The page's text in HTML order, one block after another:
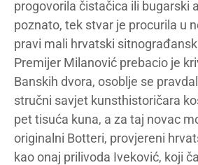
progovorila čistačica ili bugarski
poznato, tek stvar je procurila u
pravi mali hrvatski
Premijer Milanović prebacio je
Banskih dvora, osoblje se
stručni savjet kunsthistoričara
pet tisuća kuna, a za taj novac
originalni Botteri, provjereni
kao onaj prilivoda Iveković, koji